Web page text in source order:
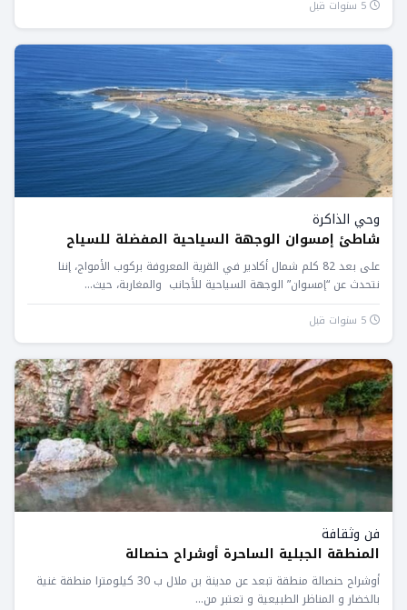
وحي الذاكرة
شاطئ إمسوان الوجهة السياحية المفضلة للسياح
على بعد 82 كلم شمال أكادير في القرية المعروفة بركوب الأمواج، إننا
نتحدث عن “إمسوان” الوجهة السياحية للأجانب والمغاربة، حيث...
فن وثقافة
المنطقة الجبلية الساحرة أوشراح حنصالة
أوشراح حنصالة منطقة تبعد عن مدينة بن ملال ب 30 كيلومترا منطقة غنية
بالخضار و المناظر الطبيعية و تعتبر من...